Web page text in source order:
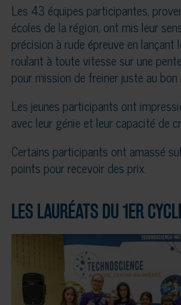
Les 43 équipes participantes,
écoles de la région, ont mis leur
précision à rude épreuve en
roulant à toute vitesse sur une
pour mission de freiner juste au
Les jeunes participants ont
avec leur génie et leur capacité de
Certains participants ont amassé
points pour recevoir des prix.
LES LAURÉATS DU 1ER